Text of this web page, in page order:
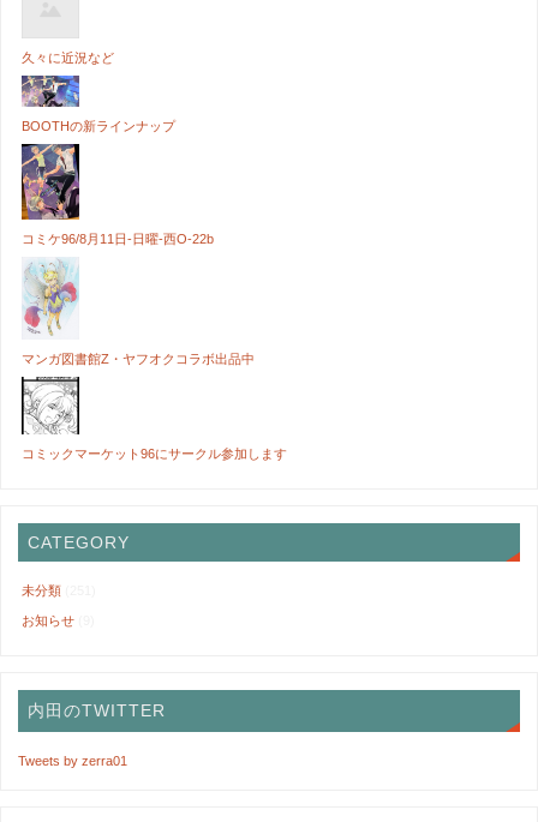
久々に近況など
BOOTHの新ラインナップ
コミケ96/8月11日-日曜-西O-22b
マンガ図書館Z・ヤフオクコラボ出品中
コミックマーケット96にサークル参加します
CATEGORY
未分類
お知らせ
内田のTWITTER
Tweets by zerra01